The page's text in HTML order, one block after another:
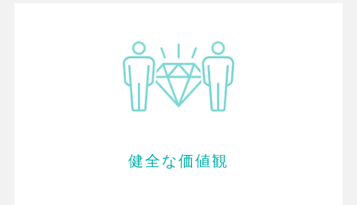
健全な価値観